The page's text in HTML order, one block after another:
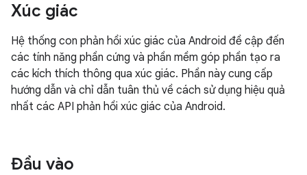
Xúc giác
Hệ thống con phản hồi xúc giác của Android đề cập đến
các tính năng phần cứng và phần mềm góp phần tạo ra
các kích thích thông qua xúc giác. Phần này cung cấp
hướng dẫn và chỉ dẫn tuân thủ về cách sử dụng hiệu quả
nhất các API phản hồi xúc giác của Android.
Đầu vào